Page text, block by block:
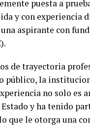
puesta a
y con
aspirante con
de trayectoria
público, la
no solo es
y ha tenido
que le otorga una